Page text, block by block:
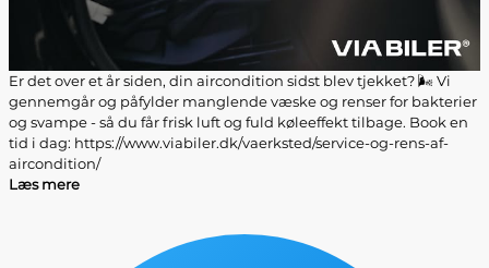
Er det over et år siden, din aircondition sidst blev tjekket? 🌬️ Vi
gennemgår og påfylder manglende væske og renser for bakterier
og svampe - så du får frisk luft og fuld køleeffekt tilbage. Book en
tid i dag: https://www.viabiler.dk/vaerksted/service-og-rens-af-
aircondition/
Læs mere